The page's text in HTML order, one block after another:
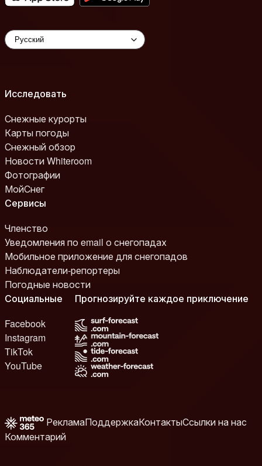
Исследовать
Снежные курорты
Карты погоды
Снежный обзор
Новости Whiteroom
Фотографии
МойСнег
Сервисы
Членство
Уведомления по email о снегопадах
Мобильное приложение для снегопадов
Наблюдатели-репортеры
Погодные новости
Социальные
Facebook
Instagram
TikTok
YouTube
Прогнозируйте каждое приключение
РекламаПоддержкаКонтактыСсылки на нас
Комментарий